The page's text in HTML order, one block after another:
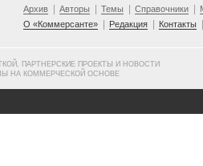
Архив Авторы Темы Справочники
О «Коммерсанте»
Редакция Контакты
ПАРТНЕРСКИЕ ПРОЕКТЫ И НОВОСТИ
НА КОММЕРЧЕСКОЙ ОСНОВЕ